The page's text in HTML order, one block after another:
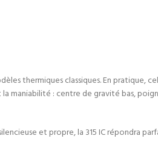
thermiques classiques. En pratique,
maniabilité : centre de gravité bas,
et propre, la 315 IC répondra